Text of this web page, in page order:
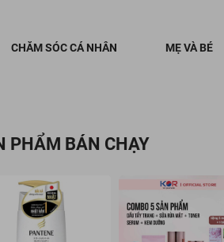
CHĂM SÓC CÁ NHÂN MẸ VÀ BÉ
PHẨM BÁN CHẠY